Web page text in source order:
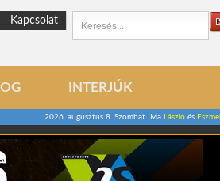
Kapcsolat
INTERJÚK
2026. augusztus 8. Szombat Ma Lászlóés